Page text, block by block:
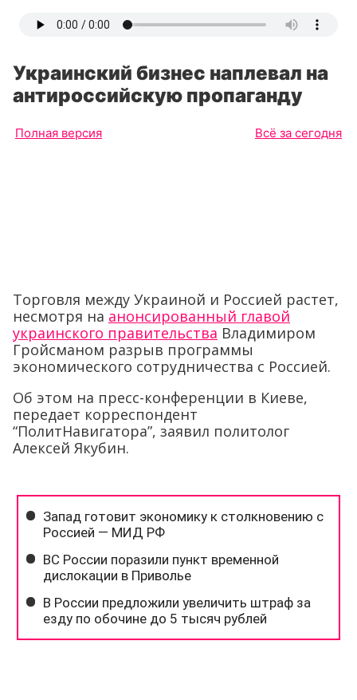
Украинский бизнес наплевал на
антироссийскую пропаганду
Полная версия Всё за сегодня
Торговля между Украиной и Россией растет,
несмотря на анонсированный главой
украинского правительства Владимиром
Гройсманом разрыв программы
экономического сотрудничества с Россией.
Об этом на пресс-конференции в Киеве,
передает корреспондент
“ПолитНавигатора”, заявил политолог
Алексей Якубин.